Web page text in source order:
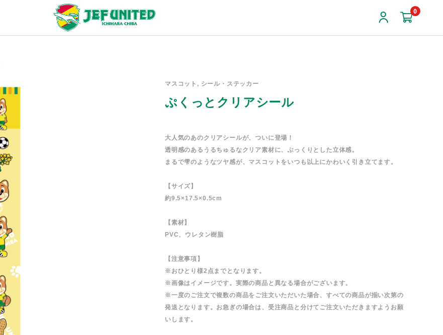
0
マスコット, シール・ステッカー
ぷくっとクリアシール
大人気のあのクリアシールが、ついに登場！
透明感のあるうるちゅるなクリア素材に、ぷっくりとした立体感。
まるで雫のようなツヤ感が、マスコットをいつも以上にかわいく引き立てます。
【サイズ】
約9.5×17.5×0.5cm
【素材】
PVC、ウレタン樹脂
【注意事項】
※おひとり様2点までとなります。
※画像はイメージです。実際の商品と異なる場合がございます。
※一度のご注文で複数の商品をご注文いただいた場合、すべての商品が揃い次第の
発送となります。お急ぎの場合は、受注商品と分けてご注文いただきますようお願
いします。